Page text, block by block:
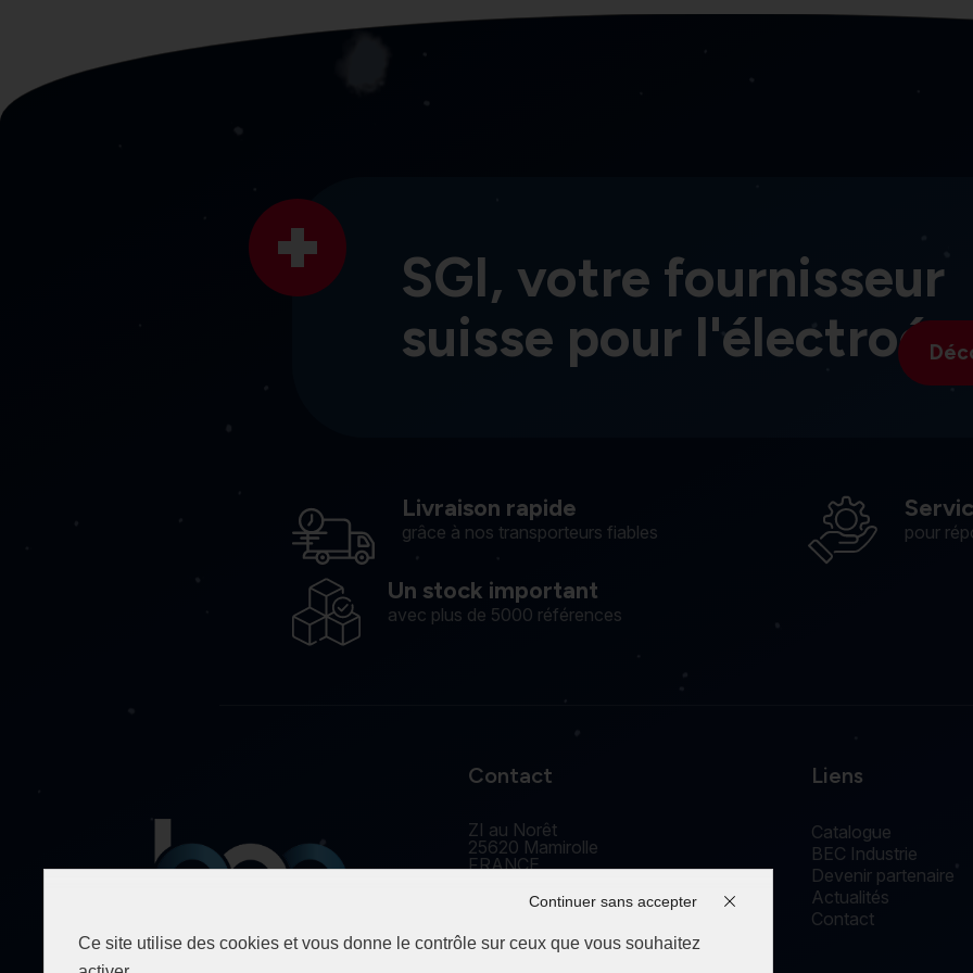
SGI, votre fournisseur
suisse pour
Livraison rapide
grâce à nos transporteurs fiables pour
Un stock important
avec plus de 5000 références
Spécialiste de la fourniture
Contact
ZI au Norêt
25620 Mamirolle
FRANCE
+33(0) 3 81 55 77 44
Liens
Catalogue
BEC Industrie
Devenir partenaire
Actualités
Contact
Ce site utilise des cookies et vous donne le contrôle sur ceux que vous souhaitez
Continuer sans accepter